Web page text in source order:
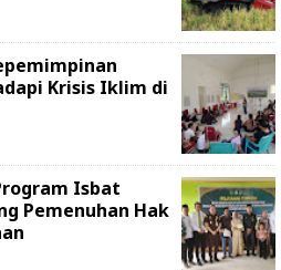
Krisis Iklim di
Isbat
Pemenuhan Hak